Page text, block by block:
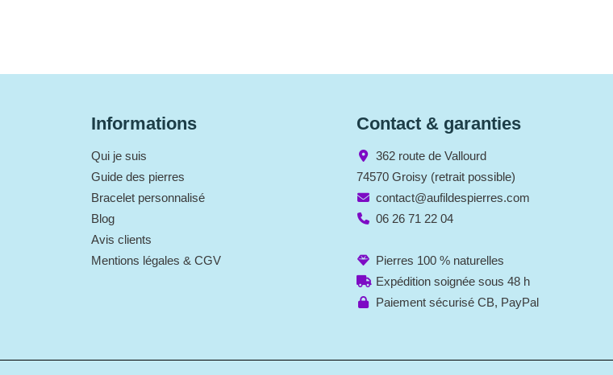
Informations
Qui je suis
Guide des pierres
Bracelet personnalisé
Blog
Avis clients
Mentions légales & CGV
Contact & garanties
362 route de Vallourd
74570 Groisy (retrait possible)
contact@aufildespierres.com
06 26 71 22 04
Pierres 100 % naturelles
Expédition soignée sous 48 h
Paiement sécurisé CB, PayPal